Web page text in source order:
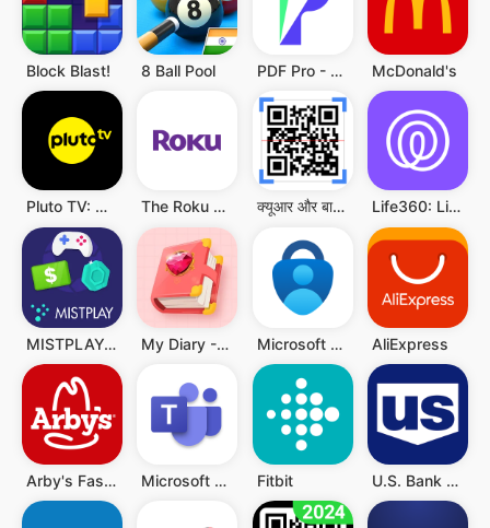
Block Blast! 8 Ball Pool PDF Pro - Reader & Maker McDonald's
Pluto TV: Watch Free Movies/TV The Roku App (Official) क्यूआर और बारकोड स्कैनर Life360: Live Location Sharing
MISTPLAY: Play to Earn Money My Diary - Diary With Lock Microsoft Authenticator AliExpress
Arby's Fast Food Sandwiches Microsoft Teams Fitbit U.S. Bank Mobile Banking